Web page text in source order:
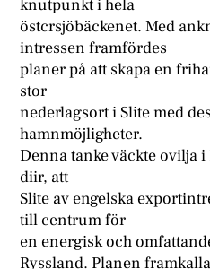
knutpunkt i hela
östcrsjöbäckenet. Med
intressen framfördes
planer på att skapa en
stor
nederlagsort i Slite med
hamnmöjligheter.
Denna tanke väckte ovilja
diir, att
Slite av engelska
till centrum för
en energisk och
Ryssland. Planen